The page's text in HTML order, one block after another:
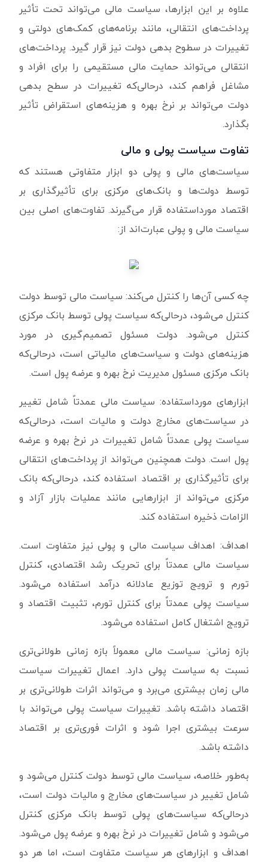
علاوه بر این ابزارها، سیاست مالی می‌تواند تحت تأثیر
پرداخت‌های انتقالی، مانند برنامه‌های کمک‌های دولتی و
تغییرات در سطوح بدهی دولت نیز قرار گیرد. پرداخت‌های
انتقالی می‌تواند حمایت مالی مستقیمی را برای افراد و
مشاغل فراهم کند، درحالی‌که تغییرات در سطح بدهی
دولت می‌تواند بر نرخ بهره و هزینه‌های استقراض تأثیر
بگذارد.
تفاوت سیاست پولی و مالی
سیاست‌های مالی و پولی دو ابزار متفاوتی هستند که
توسط دولت‌ها و بانک‌های مرکزی برای تأثیرگذاری بر
اقتصاد مورداستفاده قرار می‌گیرند. تفاوت‌های اصلی بین
سیاست مالی و پولی عبارت‌اند از:
چه کسی آن‌ها را کنترل می‌کند: سیاست مالی توسط دولت
کنترل می‌شود، درحالی‌که سیاست پولی توسط بانک مرکزی
کنترل می‌شود. دولت مسئول تصمیم‌گیری در مورد
هزینه‌های دولت و سیاست‌های مالیاتی است، درحالی‌که
بانک مرکزی مسئول مدیریت نرخ بهره و عرضه پول است.
ابزارهای مورداستفاده: سیاست مالی عمدتاً شامل تغییر
در سیاست‌های مخارج دولت و مالیات است، درحالی‌که
سیاست پولی عمدتاً شامل تغییرات در نرخ بهره و عرضه
پول است. دولت همچنین می‌تواند از پرداخت‌های انتقالی
برای تأثیرگذاری بر اقتصاد استفاده کند، درحالی‌که بانک
مرکزی می‌تواند از ابزارهایی مانند عملیات بازار آزاد و
الزامات ذخیره استفاده کند.
اهداف: اهداف سیاست مالی و پولی نیز متفاوت است.
سیاست مالی عمدتاً برای تحریک رشد اقتصادی، کنترل
تورم و ترویج توزیع عادلانه درآمد استفاده می‌شود.
سیاست پولی عمدتاً برای کنترل تورم، تثبیت اقتصاد و
ترویج اشتغال کامل استفاده می‌شود.
بازه زمانی: سیاست مالی معمولاً بازه زمانی طولانی‌تری
نسبت به سیاست پولی دارد. اعمال تغییرات سیاست
مالی زمان بیشتری می‌برد و می‌تواند اثرات طولانی‌تری بر
اقتصاد داشته باشد. تغییرات سیاست پولی می‌تواند با
سرعت بیشتری اجرا شود و اثرات فوری‌تری بر اقتصاد
داشته باشد.
به‌طور خلاصه، سیاست مالی توسط دولت کنترل می‌شود و
شامل تغییر در سیاست‌های مخارج و مالیات دولت است،
درحالی‌که سیاست‌های پولی توسط بانک مرکزی کنترل
می‌شود و شامل تغییرات در نرخ بهره و عرضه پول می‌شود.
اهداف و ابزارهای هر سیاست متفاوت است، اما هر دو